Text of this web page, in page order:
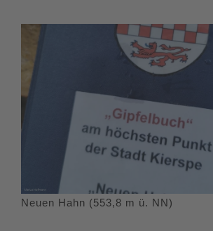
Neuen Hahn (553,8 m ü. NN)